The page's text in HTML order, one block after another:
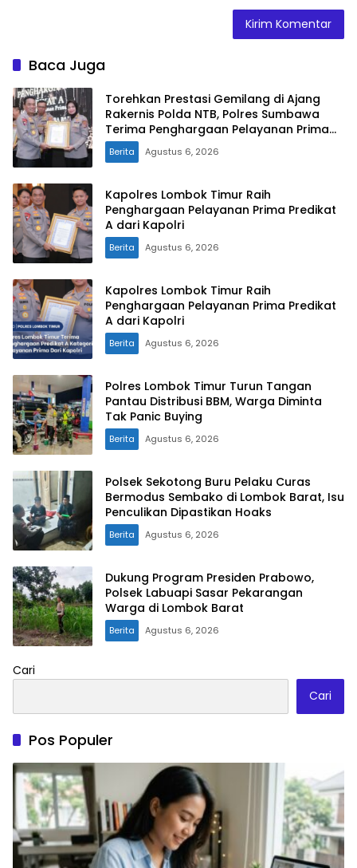
Baca Juga
Torehkan Prestasi Gemilang di Ajang
Rakernis Polda NTB, Polres Sumbawa
Terima Penghargaan Pelayanan Prima
Kapolri
Berita Agustus 6, 2026
Kapolres Lombok Timur Raih
Penghargaan Pelayanan Prima Predikat
A dari Kapolri
Berita Agustus 6, 2026
Kapolres Lombok Timur Raih
Penghargaan Pelayanan Prima Predikat
A dari Kapolri
Berita Agustus 6, 2026
Polres Lombok Timur Turun Tangan
Pantau Distribusi BBM, Warga Diminta
Tak Panic Buying
Berita Agustus 6, 2026
Polsek Sekotong Buru Pelaku Curas
Bermodus Sembako di Lombok Barat, Isu
Penculikan Dipastikan Hoaks
Berita Agustus 6, 2026
Dukung Program Presiden Prabowo,
Polsek Labuapi Sasar Pekarangan
Warga di Lombok Barat
Berita Agustus 6, 2026
Cari
Cari
Pos Populer